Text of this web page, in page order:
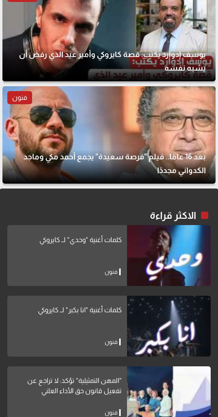
يوسف إدوارد يكتب: قصة كايروكي وأمير عيد الذي رفض أن
يشبه نفسه
فنون
بعد 16 عامًا.. فيلم "فرصة سعيدة" يجمع أحمد مكي وماجد
الكدواني مجددًا
الاكثر قراءة
كلمات أغنية "وحدي" لــ كايروكي
فنون
كلمات أغنية "انا بكبر" لــ كايروكي
فنون
"المهن التمثيلية" تؤكد: لا تراجع عن
تفعيل قانون حق الأداء العلني
فنون